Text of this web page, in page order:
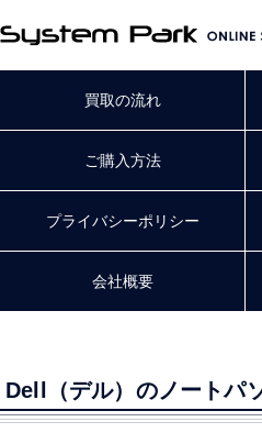
買取の流れ
ご購入方法
プライバシーポリシー
会社概要
Dell（デル）のノートパ